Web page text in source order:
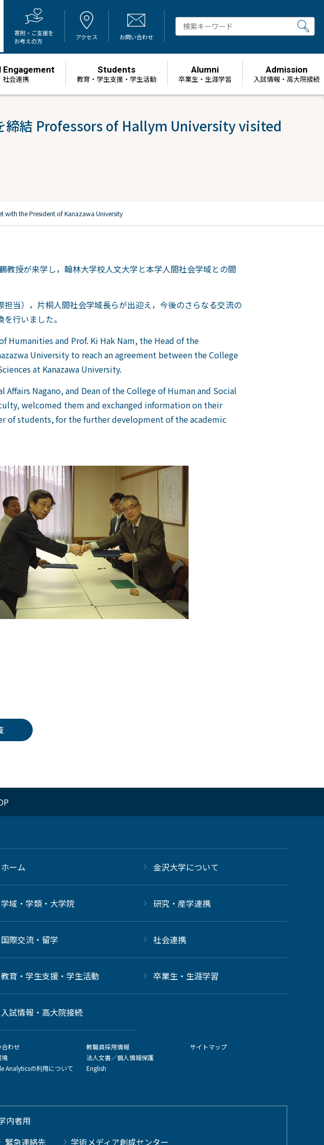
寄附・ご支援を
お考えの方
アクセス お問い合わせ
Engagement
社会連携
Students
教育・学生支援・学生活動
Alumni
卒業生・生涯学習
Admission
⼊試情報・高大院接続
締結 Professors of Hallym University visited
with the President of Kanazawa University
授が来学し，翰林大学校人文大学と本学人間社会学域との間
当），片桐人間社会学域長らが出迎え，今後のさらなる交流の
行いました。
Humanities and Prof. Ki Hak Nam, the Head of the
University to reach an agreement between the College
at Kanazawa University.
Nagano, and Dean of the College of Human and Social
welcomed them and exchanged information on their
of students, for the further development of the academic
ホーム 金沢大学について
学域・学類・大学院 研究・産学連携
国際交流・留学 社会連携
教育・学生支援・学生活動 卒業生・生涯学習
⼊試情報・高大院接続
合わせ
境
Analyticsの利用について
教職員採用情報
法人文書／個人情報保護
English
サイトマップ
内者用
緊急連絡先
学術メディア創成センター